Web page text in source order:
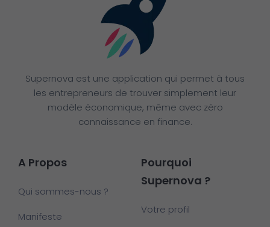
Supernova est une application qui permet à tous
les entrepreneurs de trouver simplement leur
modèle économique, même avec zéro
connaissance en finance.
A Propos
Qui sommes-nous ?
Manifeste
Pourquoi
Supernova ?
Votre profil